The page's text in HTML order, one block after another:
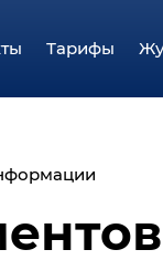
Тарифы